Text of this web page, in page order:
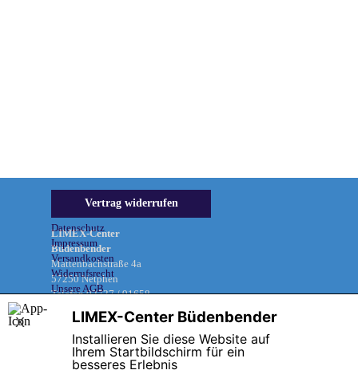
Informationen &
Datenschutz
Impressum
Versandkosten
Widerrufsrecht
Unsere AGB
LIMEX-Center
Büdenbender
Mattenbachstraße 4a
57250 Netphen
Telefon 02737 / 91658
Vertrag widerrufen
Zurück zum Seiteninhalt
LIMEX-Center Büdenbender
Installieren Sie diese Website auf
Ihrem Startbildschirm für ein
besseres Erlebnis
X